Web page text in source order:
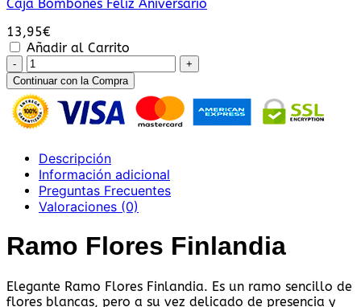
Caja Bombones Feliz Aniversario
13,95€
Añadir al Carrito
Ramo
Flores
Finlandia
cantidad
Continuar con la Compra
Descripción
Información adicional
Preguntas Frecuentes
Valoraciones (0)
Ramo Flores Finlandia
Elegante Ramo Flores Finlandia. Es un ramo sencillo de
flores blancas, pero a su vez delicado de presencia y